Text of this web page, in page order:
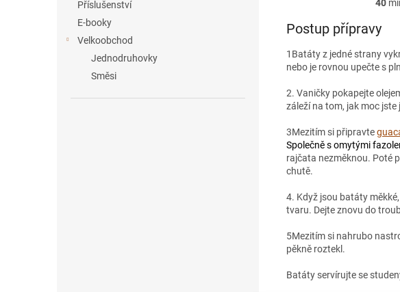
Příslušenství
E-booky
Velkoobchod
Jednodruhovky
Směsi
40
Postup přípravy
1 Batáty z jedné strany
nebo je rovnou upečte s
2. Vaničky pokapejte
záleží na tom, jak moc jste
3Mezitím si připravte
Společně s omytými
rajčata nezměknou. Poté
chutě.
4. Když jsou batáty
tvaru. Dejte znovu do
5Mezitím si nahrubo
pěkně roztekl.
Batáty servírujte se